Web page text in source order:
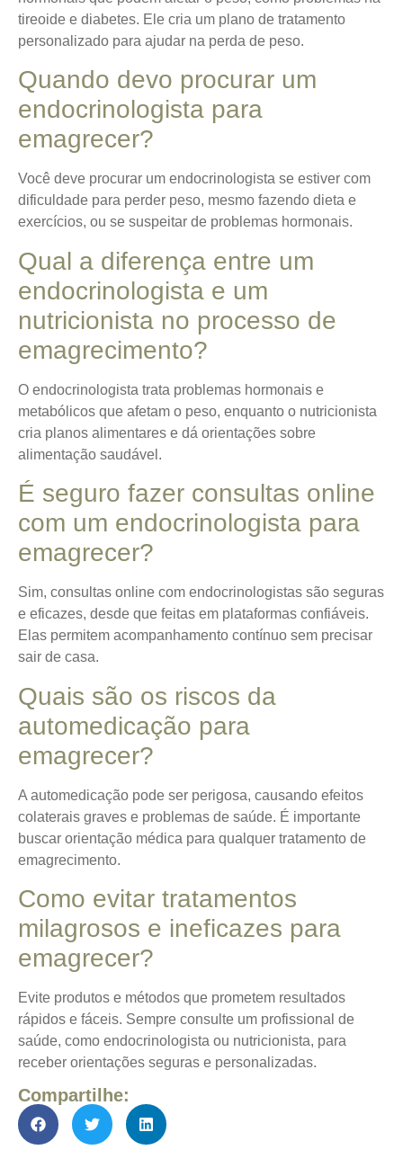
tireoide e diabetes. Ele cria um plano de tratamento
personalizado para ajudar na perda de peso.
Quando devo procurar um
endocrinologista para
emagrecer?
Você deve procurar um endocrinologista se estiver com
dificuldade para perder peso, mesmo fazendo dieta e
exercícios, ou se suspeitar de problemas hormonais.
Qual a diferença entre um
endocrinologista e um
nutricionista no processo de
emagrecimento?
O endocrinologista trata problemas hormonais e
metabólicos que afetam o peso, enquanto o nutricionista
cria planos alimentares e dá orientações sobre
alimentação saudável.
É seguro fazer consultas online
com um endocrinologista para
emagrecer?
Sim, consultas online com endocrinologistas são seguras
e eficazes, desde que feitas em plataformas confiáveis.
Elas permitem acompanhamento contínuo sem precisar
sair de casa.
Quais são os riscos da
automedicação para
emagrecer?
A automedicação pode ser perigosa, causando efeitos
colaterais graves e problemas de saúde. É importante
buscar orientação médica para qualquer tratamento de
emagrecimento.
Como evitar tratamentos
milagrosos e ineficazes para
emagrecer?
Evite produtos e métodos que prometem resultados
rápidos e fáceis. Sempre consulte um profissional de
saúde, como endocrinologista ou nutricionista, para
receber orientações seguras e personalizadas.
Compartilhe: